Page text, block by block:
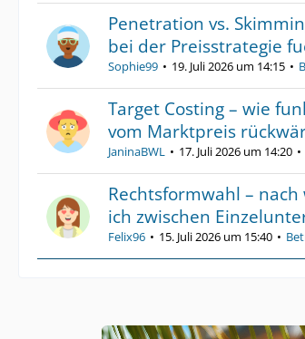
Penetration vs.
bei der Preisstrategie
Sophie99 19. Juli 2026 um 14:15
Target Costing – wie
vom Marktpreis
JaninaBWL 17. Juli 2026 um 14:20
Rechtsformwahl –
ich zwischen
Felix96 15. Juli 2026 um 15:40